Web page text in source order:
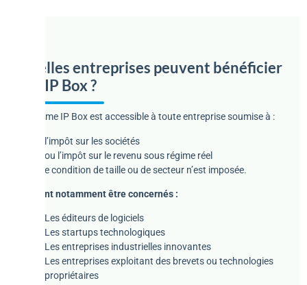
Quelles entreprises peuvent bénéficier
de l’IP Box ?
Le régime IP Box est accessible à toute entreprise soumise à :
l’impôt sur les sociétés
ou l’impôt sur le revenu sous régime réel
Aucune condition de taille ou de secteur n’est imposée.
Peuvent notamment être concernés :
Les éditeurs de logiciels
Les startups technologiques
Les entreprises industrielles innovantes
Les entreprises exploitant des brevets ou technologies
propriétaires